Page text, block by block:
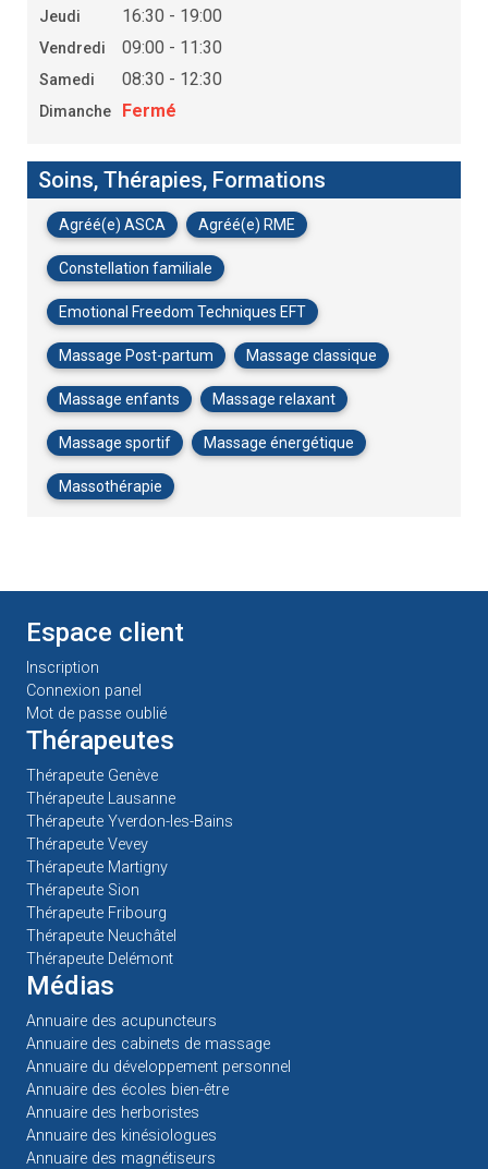
Jeudi 16:30 - 19:00
Vendredi 09:00 - 11:30
Samedi 08:30 - 12:30
Dimanche Fermé
Soins, Thérapies, Formations
Agréé(e) ASCA Agréé(e) RME
Constellation familiale
Emotional Freedom Techniques EFT
Massage Post-partum Massage classique
Massage enfants Massage relaxant
Massage sportif Massage énergétique
Massothérapie
Espace client
Inscription
Connexion panel
Mot de passe oublié
Thérapeutes
Thérapeute Genève
Thérapeute Lausanne
Thérapeute Yverdon-les-Bains
Thérapeute Vevey
Thérapeute Martigny
Thérapeute Sion
Thérapeute Fribourg
Thérapeute Neuchâtel
Thérapeute Delémont
Médias
Annuaire des acupuncteurs
Annuaire des cabinets de massage
Annuaire du développement personnel
Annuaire des écoles bien-être
Annuaire des herboristes
Annuaire des kinésiologues
Annuaire des magnétiseurs